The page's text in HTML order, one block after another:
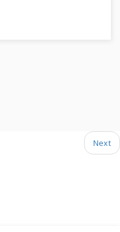
Next